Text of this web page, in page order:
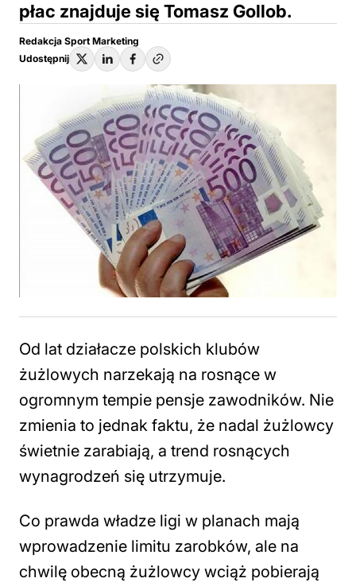
płac znajduje się Tomasz Gollob.
Redakcja Sport Marketing
Udostępnij
Od lat działacze polskich klubów
żużlowych narzekają na rosnące w
ogromnym tempie pensje zawodników. Nie
zmienia to jednak faktu, że nadal żużlowcy
świetnie zarabiają, a trend rosnących
wynagrodzeń się utrzymuje.
Co prawda władze ligi w planach mają
wprowadzenie limitu zarobków, ale na
chwilę obecną żużlowcy wciąż pobierają